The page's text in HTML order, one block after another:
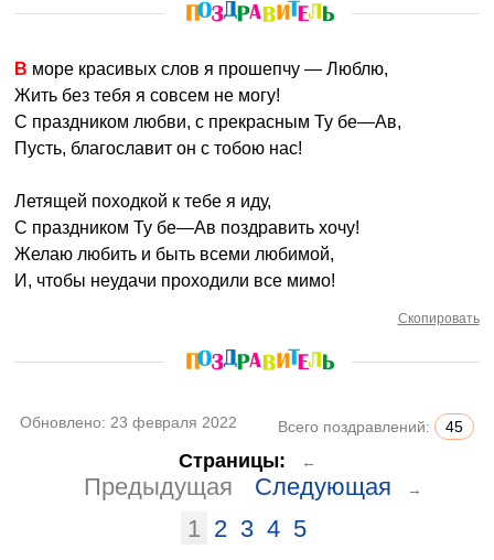
В море красивых слов я прошепчу — Люблю,
Жить без тебя я совсем не могу!
С праздником любви, с прекрасным Ту бе—Ав,
Пусть, благославит он с тобою нас!
Летящей походкой к тебе я иду,
С праздником Ту бе—Ав поздравить хочу!
Желаю любить и быть всеми любимой,
И, чтобы неудачи проходили все мимо!
Скопировать
Обновлено: 23 февраля 2022 Всего поздравлений: 45
Страницы: ←
Предыдущая Следующая →
1 2 3 4 5